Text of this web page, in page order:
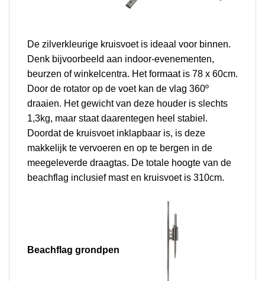
De zilverkleurige kruisvoet is ideaal voor binnen.
Denk bijvoorbeeld aan indoor-evenementen,
beurzen of winkelcentra. Het formaat is 78 x 60cm.
Door de rotator op de voet kan de vlag 360º
draaien. Het gewicht van deze houder is slechts
1,3kg, maar staat daarentegen heel stabiel.
Doordat de kruisvoet inklapbaar is, is deze
makkelijk te vervoeren en op te bergen in de
meegeleverde draagtas. De totale hoogte van de
beachflag inclusief mast en kruisvoet is 310cm.
Beachflag grondpen